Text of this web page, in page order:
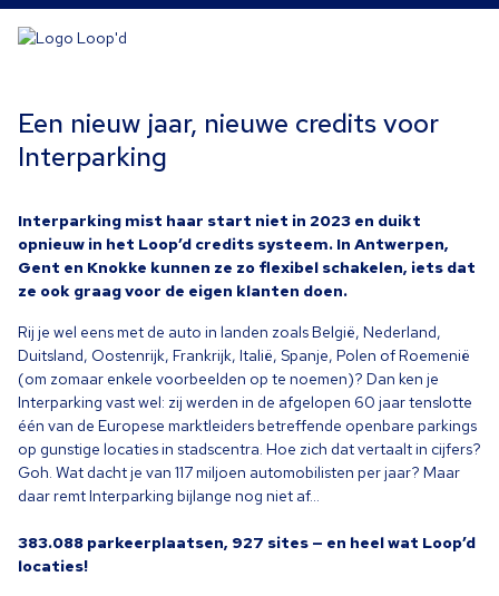
Een nieuw jaar, nieuwe credits voor
Interparking
Interparking mist haar start niet in 2023 en duikt
opnieuw in het Loop’d credits systeem. In Antwerpen,
Gent en Knokke kunnen ze zo flexibel schakelen, iets dat
ze ook graag voor de eigen klanten doen.
Rij je wel eens met de auto in landen zoals België, Nederland,
Duitsland, Oostenrijk, Frankrijk, Italië, Spanje, Polen of Roemenië
(om zomaar enkele voorbeelden op te noemen)? Dan ken je
Interparking vast wel: zij werden in de afgelopen 60 jaar tenslotte
één van de Europese marktleiders betreffende openbare parkings
op gunstige locaties in stadscentra. Hoe zich dat vertaalt in cijfers?
Goh. Wat dacht je van 117miljoen automobilisten per jaar? Maar
daar remt Interparking bijlange nog niet af…
383.088 parkeerplaatsen, 927 sites — en heel wat Loop’d
locaties!